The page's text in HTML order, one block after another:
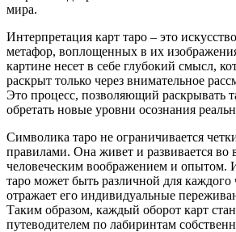
мира.
Интерпретация карт таро – это
метафор, воплощенных в их
картине несет в себе глубокий смысл,
раскрыт только через внимательное
Это процесс, позволяющий раскрывать
обретать новые уровни осознания
Символика таро не ограничивается
правилами. Она живет и развивается во
человеческим воображением и опытом.
таро может быть различной для каждого
отражает его индивидуальные
Таким образом, каждый оборот карт
путеводителем по лабиринтам